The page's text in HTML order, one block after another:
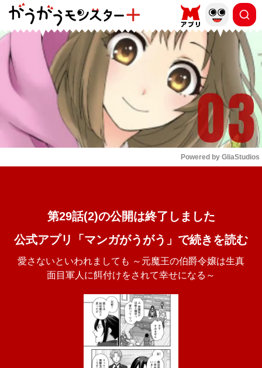
もっと読む
Powered by GliaStudios
第29話(2)の公開は終了しました
公式アプリ「マンガがうがう」で続きを読む
愛さないといわれましても ～元魔王の伯爵令嬢は生真
面目軍人に餌付けをされて幸せになる～